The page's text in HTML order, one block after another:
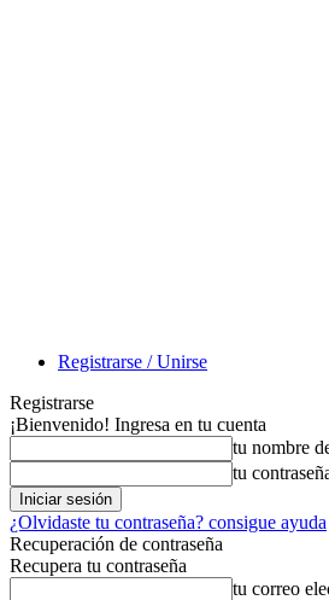
Registrarse / Unirse
Registrarse
¡Bienvenido! Ingresa en tu cuenta
tu nombre
tu
¿Olvidaste tu contraseña? consigue ayuda
Recuperación de contraseña
Recupera tu contraseña
tu correo